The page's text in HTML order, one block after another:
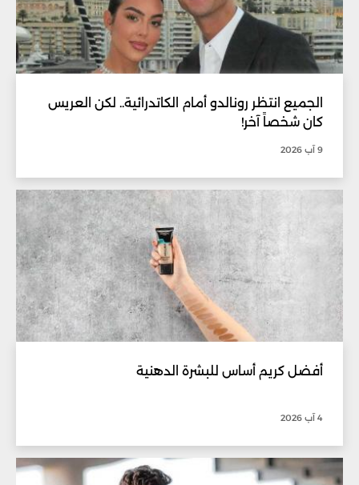
الجميع انتظر رونالدو أمام الكاتدرائية.. لكن العريس
كان شخصاً آخر!
9 آب 2026
أفضل كريم أساس للبشرة الدهنية
4 آب 2026